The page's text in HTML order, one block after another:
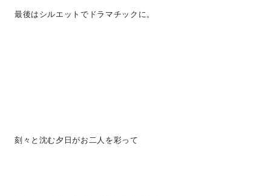
最後はシルエットでドラマチックに。
刻々と沈む夕日がお二人を彩って